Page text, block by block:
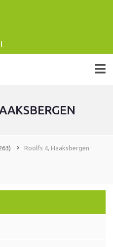
Roolfs 4, Haaksbergen